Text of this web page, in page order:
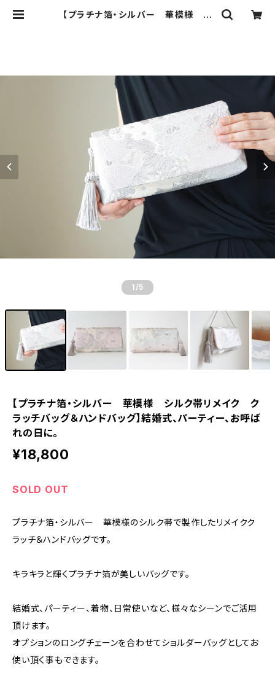
【プラチナ箔・シルバー 華模様 シ
バック
1 /5
【プラチナ箔・シルバー 華模様 シルク帯リメイク ク
ラッチバッグ＆ハンドバッグ】結婚式、パーティー、お呼ば
れの日に。
¥18,800
SOLD OUT
プラチナ箔・シルバー 華模様のシルク帯で製作したリメイクク
ラッチ＆ハンドバッグです。
キラキラと輝くプラチナ箔が美しいバッグです。
結婚式、パーティー、着物、日常使いなど、様々なシーンでご活用
頂けます。
オプションのロングチェーンを合わせてショルダーバッグとしてお
使い頂く事もできます。